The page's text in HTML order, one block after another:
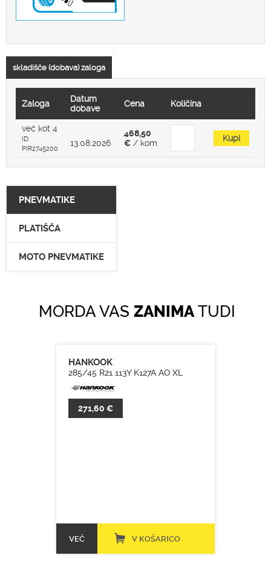
skladišče (dobava) zaloga
Zaloga
Datum
dobave
Cena Količina
več kot 4
ID:
PIR2745200
13.08.2026
468,50
€ / kom Kupi
PNEVMATIKE
PLATIŠČA
MOTO PNEVMATIKE
MORDA VAS ZANIMA TUDI
HANKOOK
285/45 R21 113Y K127A AO XL
271,60 €
VEČ V KOŠARICO